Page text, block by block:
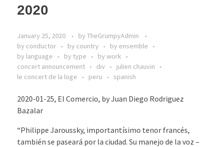
2020
January 25, 2020 by TheGrumpyAdmin
by conductor
by country
by ensemble
by language
by type
by work
concert announcement
div
julien chauvin
le concert de la loge
peru spanish
2020-01-25, El Comercio, by Juan Diego Rodriguez
Bazalar
“Philippe Jaroussky, importantísimo tenor francés,
también se paseará por la ciudad. Su manejo de la voz –